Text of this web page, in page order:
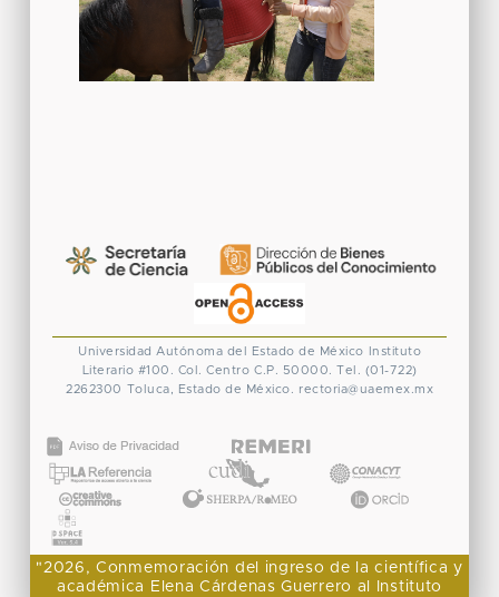
Universidad Autónoma del Estado de México
Instituto
Literario #100. Col. Centro C.P. 50000. Tel. (01-722)
2262300 Toluca, Estado de México. rectoria@uaemex.mx
"2026, Conmemoración del ingreso de la científica y
académica Elena Cárdenas Guerrero al Instituto